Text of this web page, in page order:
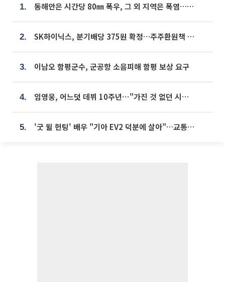
1. 동해안은 시간당 80㎜ 폭우, 그 외 지역은 폭염…‘극과 극 날씨’
2. SK하이닉스, 분기배당 375원 확정…주주환원책 9월로 앞당겨 발표
3. 이남오 함평군수, 군공항 소음피해 함평 보상 요구
4. 임영웅, 어느덧 데뷔 10주년⋯"가진 것 없던 시절, 내 앞엔 20명의 팬뿐"
5. '굿 윌 헌팅' 배우 "기아 EV2 덕분에 살아"…교통사고 후 안전성 극찬